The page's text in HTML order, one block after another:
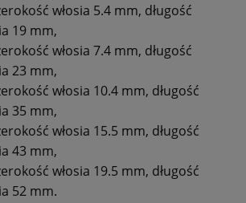
włosia 5.4 mm, długość
19 mm,
włosia 7.4 mm, długość
23 mm,
włosia 10.4 mm, długość
35 mm,
włosia 15.5 mm, długość
43 mm,
włosia 19.5 mm, długość
52 mm.